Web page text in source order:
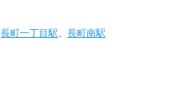
長町一丁目駅、 長町南駅